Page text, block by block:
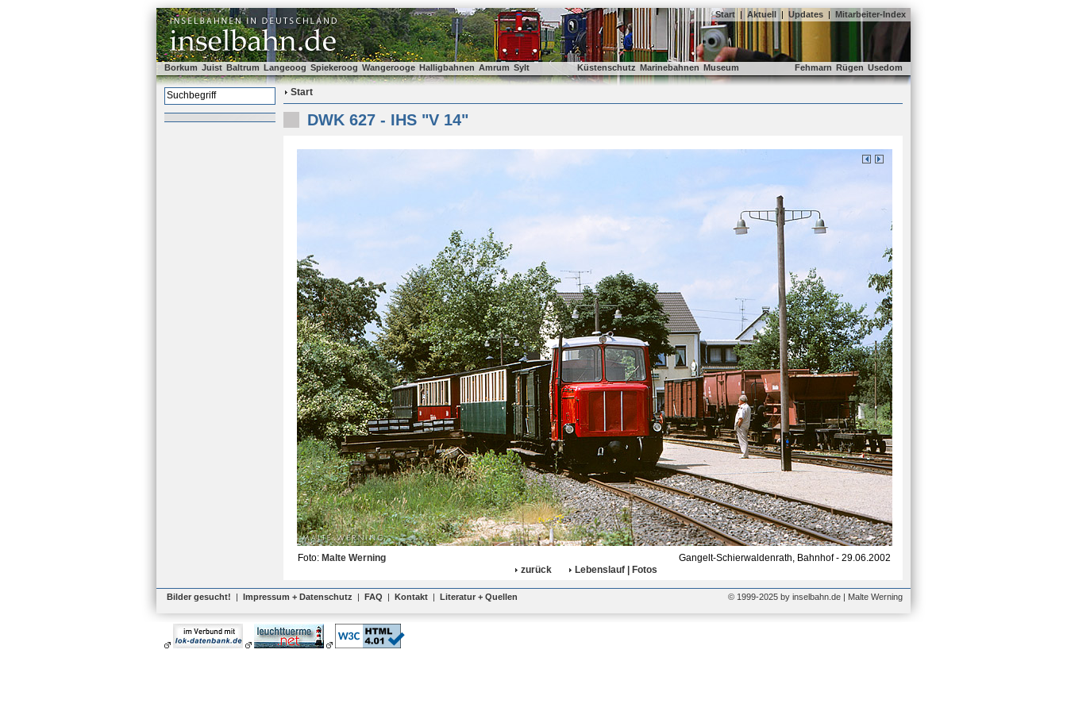
Start | Aktuell | Updates | Mitarbeiter-Index
Borkum Juist Baltrum Langeoog Spiekeroog Wangerooge Halligbahnen Amrum Sylt Küstenschutz Marinebahnen Museum Fehmarn Rügen Usedom
Start
DWK 627 - IHS "V 14"
Foto: Malte Werning
Gangelt-Schierwaldenrath, Bahnhof - 29.06.2002
zurück
Lebenslauf | Fotos
Bilder gesucht! | Impressum + Datenschutz | FAQ | Kontakt | Literatur + Quellen © 1999-2025 by inselbahn.de | Malte Werning